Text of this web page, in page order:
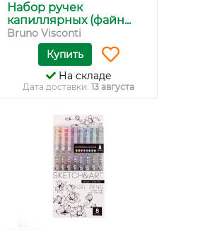
Набор ручек
капиллярных (файн...
Bruno Visconti
Купить
На складе
Дата доставки: 13 августа